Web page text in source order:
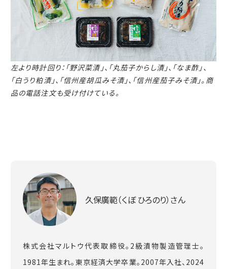
左より時計回り：「野沢菜漬」、「丸茄子からし漬」、「なま酢」、
「白うり粕漬」、「信州産胡瓜みそ漬」、 「信州産茄子みそ漬」。商
品の電話注文も受け付けている。
久保廣範（くぼ ひろのり）さん
株式会社マルトウ代表取締役。2級漬物製造管理士。
1981年生まれ。東京経済大学卒業。2007年入社、2024